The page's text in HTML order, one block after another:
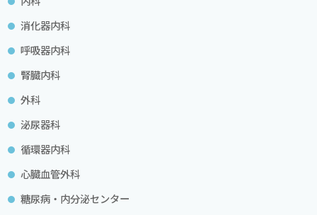
消化器内科
呼吸器内科
腎臓内科
外科
泌尿器科
循環器内科
心臓血管外科
糖尿病・内分泌センター